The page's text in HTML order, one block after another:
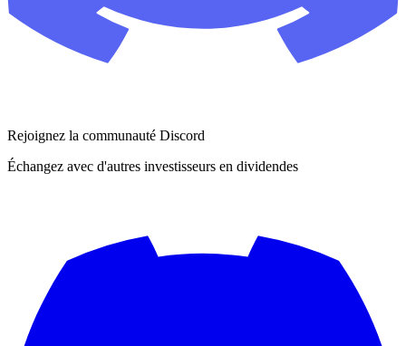
Rejoignez la communauté Discord
Échangez avec d'autres investisseurs en dividendes